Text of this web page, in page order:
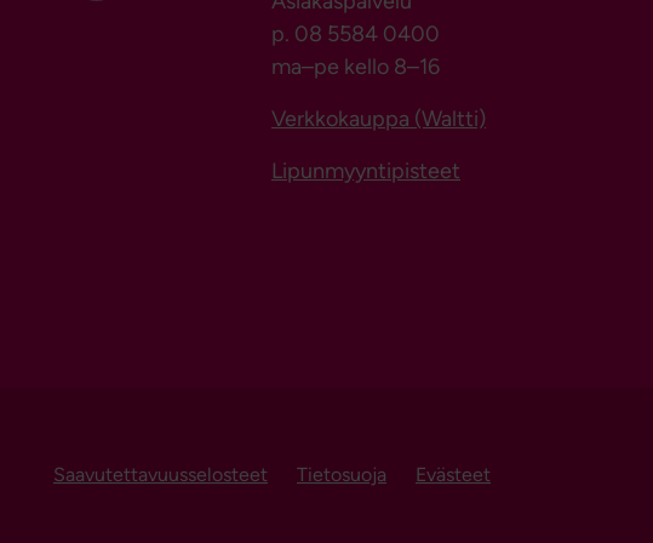
p. 08 5584 0400
ma–pe kello 8–16
Verkkokauppa (Waltti)
Lipunmyyntipisteet
Saavutettavuusselosteet Tietosuoja Evästeet